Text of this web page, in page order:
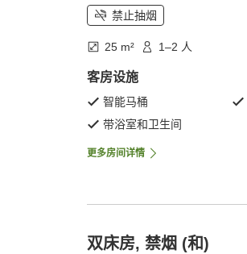
禁止抽烟
25 m² 1–2 人
客房设施
智能马桶
带浴室和卫生间
更多房间详情
双床房, 禁烟 (和)